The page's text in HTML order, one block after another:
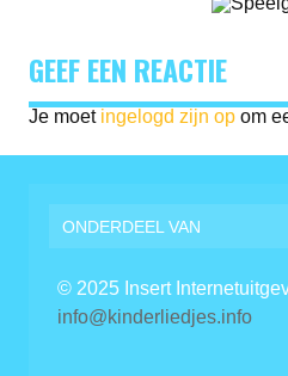
GEEF EEN REACTIE
Je moet ingelogd zijn op om
ONDERDEEL VAN
© 2025 Insert
info@kinderliedjes.info